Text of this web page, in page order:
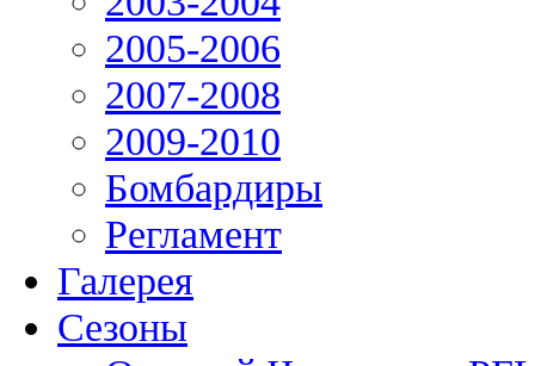
2005-2006
2007-2008
2009-2010
Бомбардиры
Регламент
Галерея
Сезоны